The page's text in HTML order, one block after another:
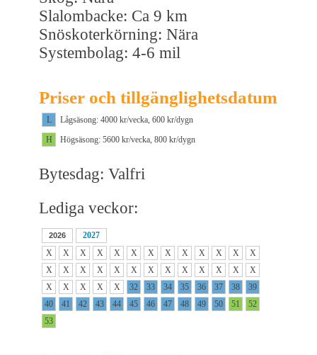
Slalombacke: Ca 9 km
Snöskoterkörning: Nära
Systembolag: 4-6 mil
Priser och tillgänglighetsdatum
L
Lågsäsong: 4000 kr/vecka, 600 kr/dygn
H
Högsäsong: 5600 kr/vecka, 800 kr/dygn
Bytesdag: Valfri
Lediga veckor:
2026
2027
X
X X X X X X X X X X X
X
X
X X X X X X X X X X X
X
X
X X X X 32 33 34 35 36 37 38
39
40
41 42 43 44 45 46 47 48 49 50 51
52
53